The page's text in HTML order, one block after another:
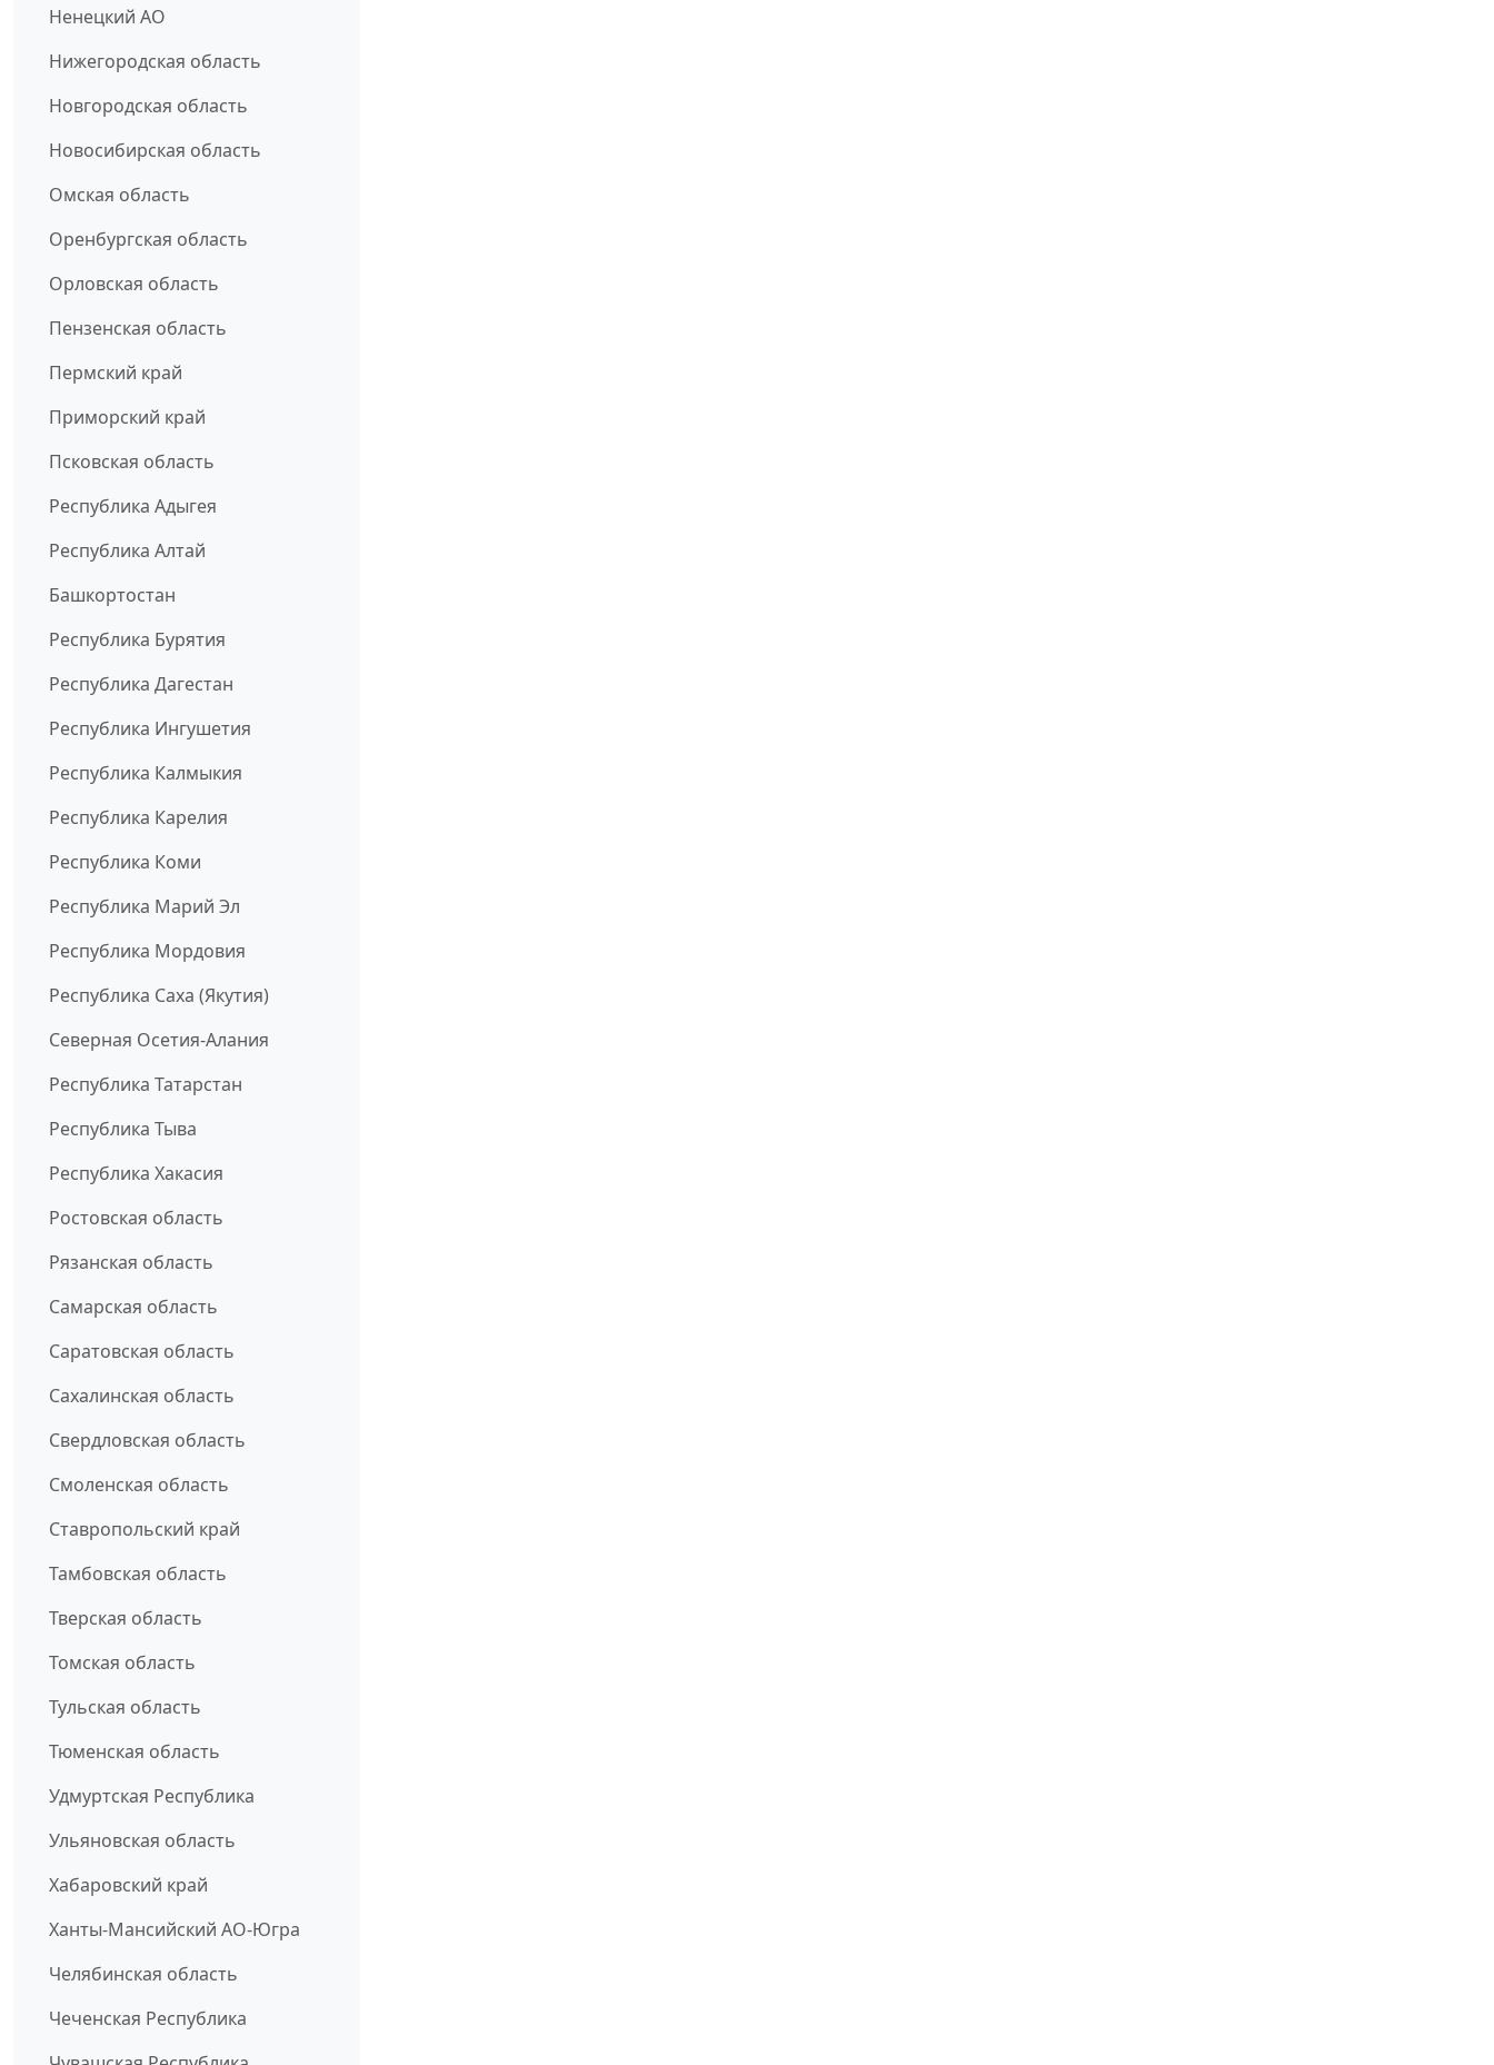
Ненецкий АО
Нижегородская область
Новгородская область
Новосибирская область
Омская область
Оренбургская область
Орловская область
Пензенская область
Пермский край
Приморский край
Псковская область
Республика Адыгея
Республика Алтай
Башкортостан
Республика Бурятия
Республика Дагестан
Республика Ингушетия
Республика Калмыкия
Республика Карелия
Республика Коми
Республика Марий Эл
Республика Мордовия
Республика Саха (Якутия)
Северная Осетия-Алания
Республика Татарстан
Республика Тыва
Республика Хакасия
Ростовская область
Рязанская область
Самарская область
Саратовская область
Сахалинская область
Свердловская область
Смоленская область
Ставропольский край
Тамбовская область
Тверская область
Томская область
Тульская область
Тюменская область
Удмуртская Республика
Ульяновская область
Хабаровский край
Ханты-Мансийский АО-Югра
Челябинская область
Чеченская Республика